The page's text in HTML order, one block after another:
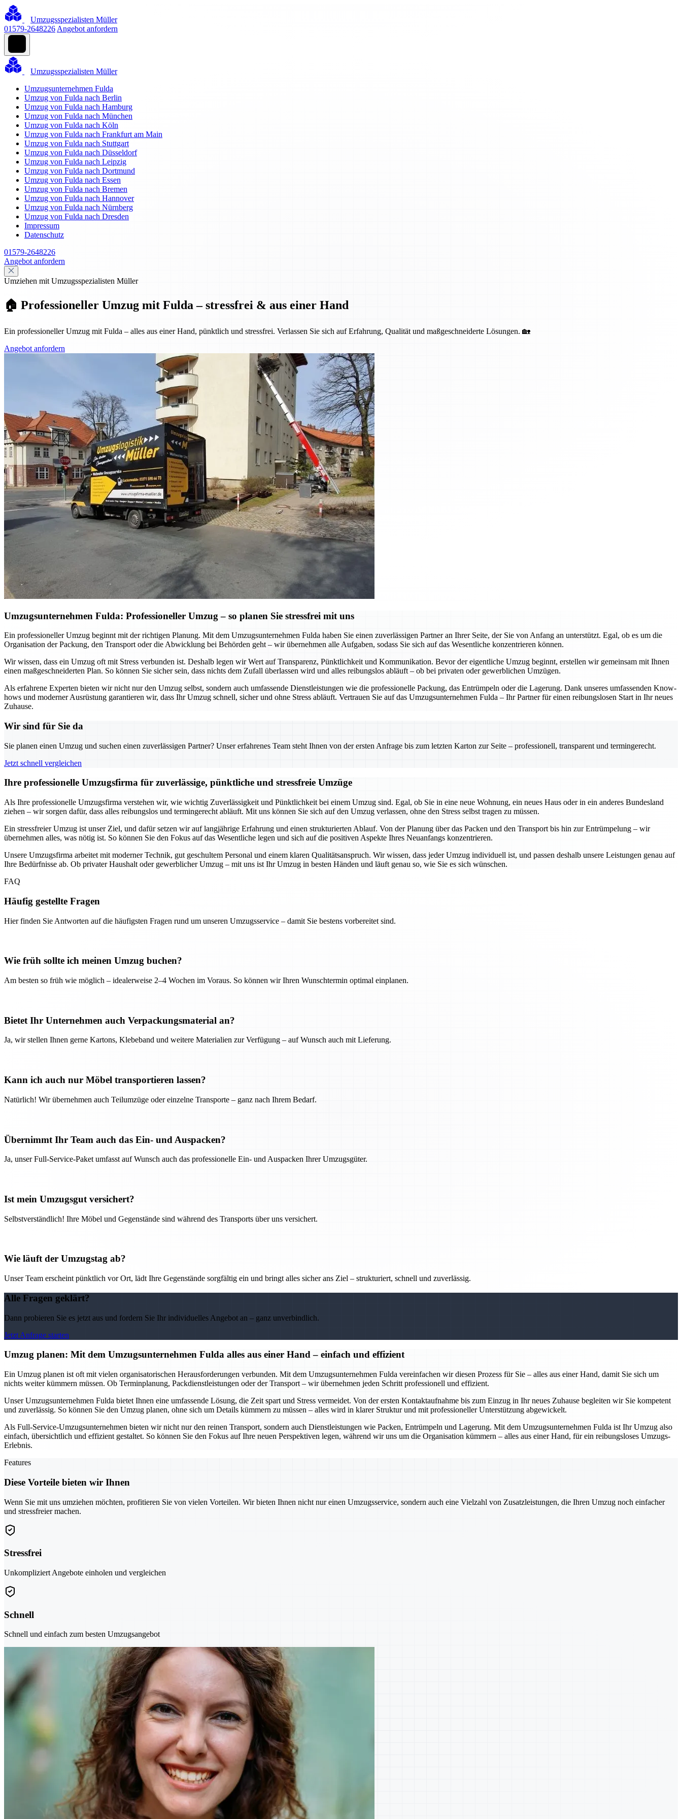
Umzugsspezialisten Müller
01579-2648226 Angebot anfordern
Umzugsspezialisten Müller
Umzugsunternehmen Fulda
Umzug von Fulda nach Berlin
Umzug von Fulda nach Hamburg
Umzug von Fulda nach München
Umzug von Fulda nach Köln
Umzug von Fulda nach Frankfurt am Main
Umzug von Fulda nach Stuttgart
Umzug von Fulda nach Düsseldorf
Umzug von Fulda nach Leipzig
Umzug von Fulda nach Dortmund
Umzug von Fulda nach Essen
Umzug von Fulda nach Bremen
Umzug von Fulda nach Hannover
Umzug von Fulda nach Nürnberg
Umzug von Fulda nach Dresden
Impressum
Datenschutz
01579-2648226
Angebot anfordern
Umziehen mit Umzugsspezialisten Müller
🏠 Professioneller Umzug mit Fulda – stressfrei & aus einer Hand
Ein professioneller Umzug mit Fulda – alles aus einer Hand, pünktlich und stressfrei. Verlassen Sie sich auf Erfahrung, Qualität und maßgeschneiderte Lösungen. 🏡
Angebot anfordern
Umzugsunternehmen Fulda: Professioneller Umzug – so planen Sie stressfrei mit uns
Ein professioneller Umzug beginnt mit der richtigen Planung. Mit dem Umzugsunternehmen Fulda haben Sie einen zuverlässigen Partner an Ihrer Seite, der Sie von Anfang an unterstützt. Egal, ob es um die
Organisation der Packung, den Transport oder die Abwicklung bei Behörden geht – wir übernehmen alle Aufgaben, sodass Sie sich auf das Wesentliche konzentrieren können.
Wir wissen, dass ein Umzug oft mit Stress verbunden ist. Deshalb legen wir Wert auf Transparenz, Pünktlichkeit und Kommunikation. Bevor der eigentliche Umzug beginnt, erstellen wir gemeinsam mit Ihnen
einen maßgeschneiderten Plan. So können Sie sicher sein, dass nichts dem Zufall überlassen wird und alles reibungslos abläuft – ob bei privaten oder gewerblichen Umzügen.
Als erfahrene Experten bieten wir nicht nur den Umzug selbst, sondern auch umfassende Dienstleistungen wie die professionelle Packung, das Entrümpeln oder die Lagerung. Dank unseres umfassenden Know-
hows und moderner Ausrüstung garantieren wir, dass Ihr Umzug schnell, sicher und ohne Stress abläuft. Vertrauen Sie auf das Umzugsunternehmen Fulda – Ihr Partner für einen reibungslosen Start in Ihr neues
Zuhause.
Wir sind für Sie da
Sie planen einen Umzug und suchen einen zuverlässigen Partner? Unser erfahrenes Team steht Ihnen von der ersten Anfrage bis zum letzten Karton zur Seite – professionell, transparent und termingerecht.
Jetzt schnell vergleichen
Ihre professionelle Umzugsfirma für zuverlässige, pünktliche und stressfreie Umzüge
Als Ihre professionelle Umzugsfirma verstehen wir, wie wichtig Zuverlässigkeit und Pünktlichkeit bei einem Umzug sind. Egal, ob Sie in eine neue Wohnung, ein neues Haus oder in ein anderes Bundesland
ziehen – wir sorgen dafür, dass alles reibungslos und termingerecht abläuft. Mit uns können Sie sich auf den Umzug verlassen, ohne den Stress selbst tragen zu müssen.
Ein stressfreier Umzug ist unser Ziel, und dafür setzen wir auf langjährige Erfahrung und einen strukturierten Ablauf. Von der Planung über das Packen und den Transport bis hin zur Entrümpelung – wir
übernehmen alles, was nötig ist. So können Sie den Fokus auf das Wesentliche legen und sich auf die positiven Aspekte Ihres Neuanfangs konzentrieren.
Unsere Umzugsfirma arbeitet mit moderner Technik, gut geschultem Personal und einem klaren Qualitätsanspruch. Wir wissen, dass jeder Umzug individuell ist, und passen deshalb unsere Leistungen genau auf
Ihre Bedürfnisse ab. Ob privater Haushalt oder gewerblicher Umzug – mit uns ist Ihr Umzug in besten Händen und läuft genau so, wie Sie es sich wünschen.
FAQ
Häufig gestellte Fragen
Hier finden Sie Antworten auf die häufigsten Fragen rund um unseren Umzugsservice – damit Sie bestens vorbereitet sind.
Wie früh sollte ich meinen Umzug buchen?
Am besten so früh wie möglich – idealerweise 2–4 Wochen im Voraus. So können wir Ihren Wunschtermin optimal einplanen.
Bietet Ihr Unternehmen auch Verpackungsmaterial an?
Ja, wir stellen Ihnen gerne Kartons, Klebeband und weitere Materialien zur Verfügung – auf Wunsch auch mit Lieferung.
Kann ich auch nur Möbel transportieren lassen?
Natürlich! Wir übernehmen auch Teilumzüge oder einzelne Transporte – ganz nach Ihrem Bedarf.
Übernimmt Ihr Team auch das Ein- und Auspacken?
Ja, unser Full-Service-Paket umfasst auf Wunsch auch das professionelle Ein- und Auspacken Ihrer Umzugsgüter.
Ist mein Umzugsgut versichert?
Selbstverständlich! Ihre Möbel und Gegenstände sind während des Transports über uns versichert.
Wie läuft der Umzugstag ab?
Unser Team erscheint pünktlich vor Ort, lädt Ihre Gegenstände sorgfältig ein und bringt alles sicher ans Ziel – strukturiert, schnell und zuverlässig.
Alle Fragen geklärt?
Dann probieren Sie es jetzt aus und fordern Sie Ihr individuelles Angebot an – ganz unverbindlich.
Jetzt Anfrage starten
Umzug planen: Mit dem Umzugsunternehmen Fulda alles aus einer Hand – einfach und effizient
Ein Umzug planen ist oft mit vielen organisatorischen Herausforderungen verbunden. Mit dem Umzugsunternehmen Fulda vereinfachen wir diesen Prozess für Sie – alles aus einer Hand, damit Sie sich um
nichts weiter kümmern müssen. Ob Terminplanung, Packdienstleistungen oder der Transport – wir übernehmen jeden Schritt professionell und effizient.
Unser Umzugsunternehmen Fulda bietet Ihnen eine umfassende Lösung, die Zeit spart und Stress vermeidet. Von der ersten Kontaktaufnahme bis zum Einzug in Ihr neues Zuhause begleiten wir Sie kompetent
und zuverlässig. So können Sie den Umzug planen, ohne sich um Details kümmern zu müssen – alles wird in klarer Struktur und mit professioneller Unterstützung abgewickelt.
Als Full-Service-Umzugsunternehmen bieten wir nicht nur den reinen Transport, sondern auch Dienstleistungen wie Packen, Entrümpeln und Lagerung. Mit dem Umzugsunternehmen Fulda ist Ihr Umzug also
einfach, übersichtlich und effizient gestaltet. So können Sie den Fokus auf Ihre neuen Perspektiven legen, während wir uns um die Organisation kümmern – alles aus einer Hand, für ein reibungsloses Umzugs-
Erlebnis.
Features
Diese Vorteile bieten wir Ihnen
Wenn Sie mit uns umziehen möchten, profitieren Sie von vielen Vorteilen. Wir bieten Ihnen nicht nur einen Umzugsservice, sondern auch eine Vielzahl von Zusatzleistungen, die Ihren Umzug noch einfacher
und stressfreier machen.
Stressfrei
Unkompliziert Angebote einholen und vergleichen
Schnell
Schnell und einfach zum besten Umzugsangebot